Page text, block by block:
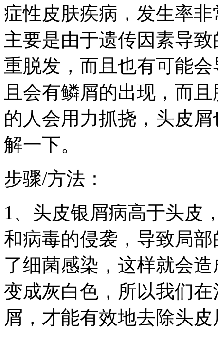
症性皮肤疾病，发生率
主要是由于遗传因素导
重脱发，而且也有可能
且会有鳞屑的出现，而
的人会用力抓挠，头皮
解一下。
步骤/方法：
1、头皮银屑病高于头皮
和病毒的侵袭，导致局
了细菌感染，这样就会
变成灰白色，所以我们
屑，才能有效地去除头皮